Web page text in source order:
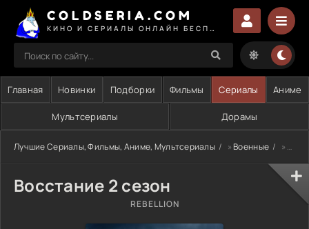
COLDSERIA.COM
Главная Новинки Подборки Фильмы Сериалы Аниме
Мультсериалы Дорамы
Лучшие Сериалы, Фильмы, Аниме, Мультсериалы »Военные » Восстание 2 сезон
Восстание 2 сезон
REBELLION